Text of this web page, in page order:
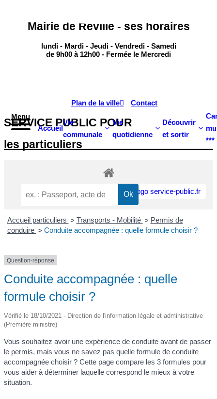
Mairie de Réville - ses horaires
lundi - Mardi - Jeudi - Vendredi - Samedi
de 9h00 à 12h00 - Fermée le Mercredi
Plan de la ville
Contact
Menu
Accueil
Vie
communale
Vie
quotidienne
Découvrir
et sortir
***
SERVICE PUBLIC POUR​
les particuliers
Accueil particuliers > Transports - Mobilité > Permis de
conduire > Conduite accompagnée : quelle formule choisir ?
Question-réponse
Conduite accompagnée : quelle
formule choisir ?
Vérifié le 18/10/2021 - Direction de l'information légale et administrative
(Première ministre)
Vous souhaitez avoir une expérience de conduite avant de passer
le permis, mais vous ne savez pas quelle formule de conduite
accompagnée choisir ? Cette page compare les 3 formules pour
vous aider à déterminer laquelle correspond le mieux à votre
situation.